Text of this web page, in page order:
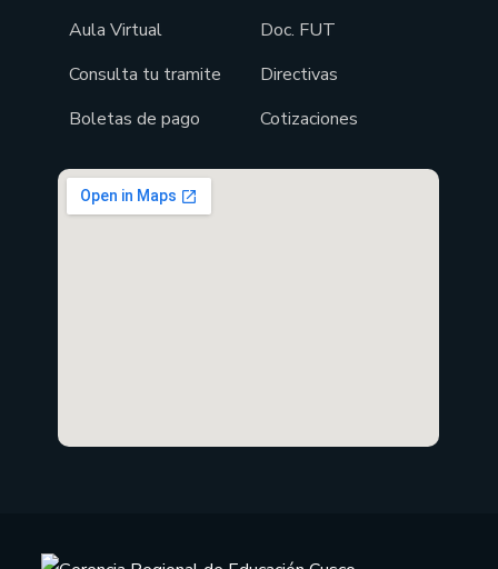
Aula Virtual
Consulta tu tramite
Boletas de pago
Doc. FUT
Directivas
Cotizaciones